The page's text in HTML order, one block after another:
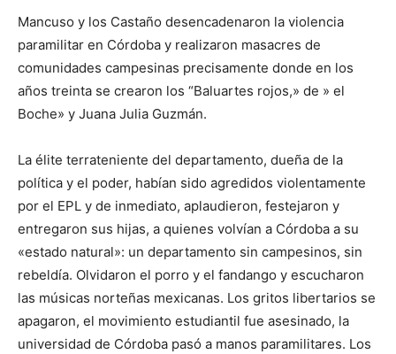
Mancuso y los Castaño desencadenaron la violencia
paramilitar en Córdoba y realizaron masacres de
comunidades campesinas precisamente donde en los
años treinta se crearon los “Baluartes rojos,» de » el
Boche» y Juana Julia Guzmán.
La élite terrateniente del departamento, dueña de la
política y el poder, habían sido agredidos violentamente
por el EPL y de inmediato, aplaudieron, festejaron y
entregaron sus hijas, a quienes volvían a Córdoba a su
«estado natural»: un departamento sin campesinos, sin
rebeldía. Olvidaron el porro y el fandango y escucharon
las músicas norteñas mexicanas. Los gritos libertarios se
apagaron, el movimiento estudiantil fue asesinado, la
universidad de Córdoba pasó a manos paramilitares. Los